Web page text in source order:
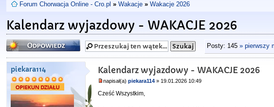
Forum Chorwacja Online - Cro.pl » Wakacje » Wakacje 2026
Kalendarz wyjazdowy - WAKACJE 2026
Odpowiedz Posty: 145 » pierwszy
piekara114 Kalendarz wyjazdowy - WAKACJE 2026
napisał(a)piekara114 » 19.01.2026 10:49
Cześć Wszystkim,